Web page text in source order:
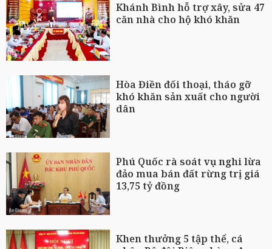
Khánh Bình hỗ trợ xây, sửa 47
căn nhà cho hộ khó khăn
Hòa Điền đối thoại, tháo gỡ
khó khăn sản xuất cho người
dân
Phú Quốc rà soát vụ nghi lừa
đảo mua bán đất rừng trị giá
13,75 tỷ đồng
Khen thưởng 5 tập thể, cá